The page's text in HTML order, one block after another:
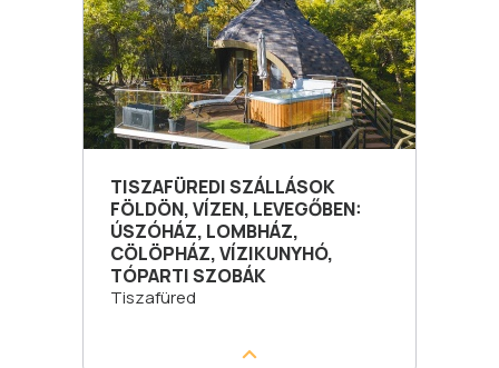
TISZAFÜREDI SZÁLLÁSOK
FÖLDÖN, VÍZEN, LEVEGŐBEN:
ÚSZÓHÁZ, LOMBHÁZ,
CÖLÖPHÁZ, VÍZIKUNYHÓ,
TÓPARTI SZOBÁK
Tiszafüred